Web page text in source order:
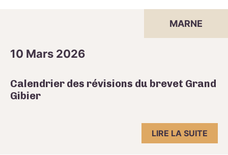
MARNE
10 Mars 2026
Calendrier des révisions du brevet Grand
Gibier
LIRE LA SUITE